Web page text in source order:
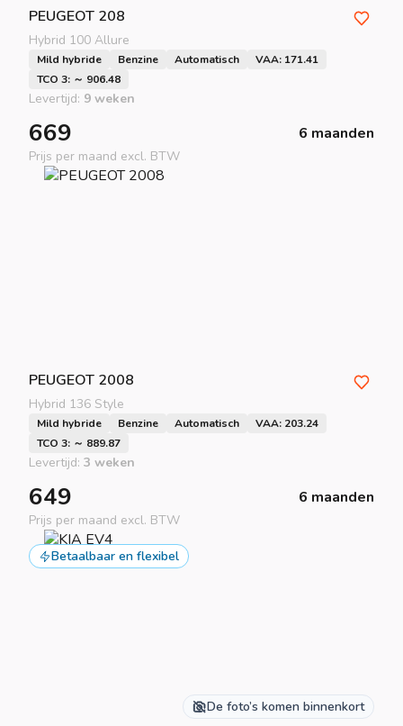
PEUGEOT 208
Hybrid 100 Allure
Mild hybride Benzine Automatisch
VAA: 171.41
TCO 3: ～ 906.48
Levertijd: 9 weken
669 6 maanden
Prijs per maand excl. BTW
PEUGEOT 2008
Hybrid 136 Style
Mild hybride Benzine Automatisch
VAA: 203.24
TCO 3: ～ 889.87
Levertijd: 3 weken
649 6 maanden
Prijs per maand excl. BTW
Betaalbaar en flexibel
De foto’s komen binnenkort